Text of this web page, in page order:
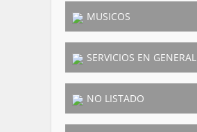
MUSICOS
SERVICIOS EN GENERAL
NO LISTADO